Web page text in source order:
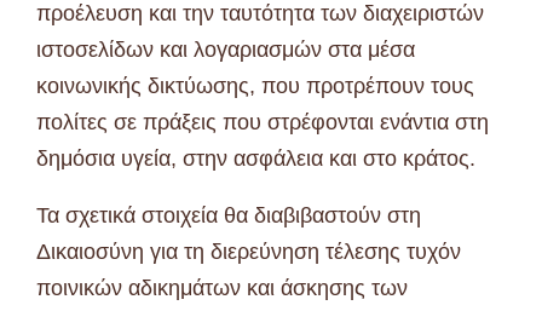
προέλευση και την ταυτότητα των διαχειριστών
ιστοσελίδων και λογαριασμών στα μέσα
κοινωνικής δικτύωσης, που προτρέπουν τους
πολίτες σε πράξεις που στρέφονται ενάντια στη
δημόσια υγεία, στην ασφάλεια και στο κράτος.
Τα σχετικά στοιχεία θα διαβιβαστούν στη
Δικαιοσύνη για τη διερεύνηση τέλεσης τυχόν
ποινικών αδικημάτων και άσκησης των